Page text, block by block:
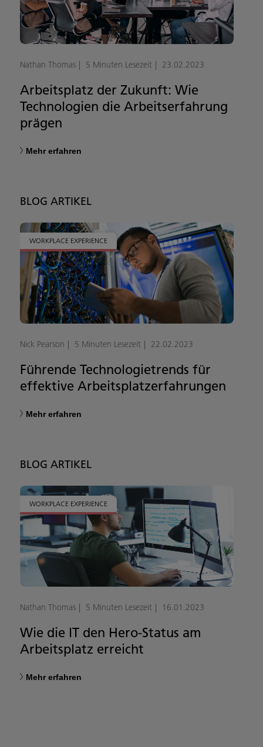
Nathan Thomas 5 Minuten Lesezeit 23.02.2023
Arbeitsplatz der Zukunft: Wie
Technologien die Arbeitserfahrung
prägen
Mehr erfahren
BLOG ARTIKEL
WORKPLACE EXPERIENCE
Nick Pearson 5 Minuten Lesezeit 22.02.2023
Führende Technologietrends für
effektive Arbeitsplatzerfahrungen
Mehr erfahren
BLOG ARTIKEL
WORKPLACE EXPERIENCE
Nathan Thomas 5 Minuten Lesezeit 16.01.2023
Wie die IT den Hero-Status am
Arbeitsplatz erreicht
Mehr erfahren